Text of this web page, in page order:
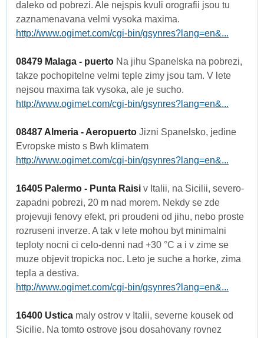
daleko od pobrezi. Ale nejspis kvuli orografii jsou tu
zaznamenavana velmi vysoka maxima.
http://www.ogimet.com/cgi-bin/gsynres?lang=en&...
08479 Malaga - puerto Na jihu Spanelska na pobrezi,
takze pochopitelne velmi teple zimy jsou tam. V lete
nejsou maxima tak vysoka, ale je sucho.
http://www.ogimet.com/cgi-bin/gsynres?lang=en&...
08487 Almeria - Aeropuerto Jizni Spanelsko, jedine
Evropske misto s Bwh klimatem
http://www.ogimet.com/cgi-bin/gsynres?lang=en&...
16405 Palermo - Punta Raisi v Italii, na Sicilii, severo-
zapadni pobrezi, 20 m nad morem. Nekdy se zde
projevuji fenovy efekt, pri proudeni od jihu, nebo proste
rozruseni inverze. A tak v lete mohou byt minimalni
teploty nocni ci celo-denni nad +30 °C a i v zime se
muze objevit tropicka noc. Leto je suche a horke, zima
tepla a destiva.
http://www.ogimet.com/cgi-bin/gsynres?lang=en&...
16400 Ustica maly ostrov v Italii, severne kousek od
Sicilie. Na tomto ostrove jsou dosahovany rovnez